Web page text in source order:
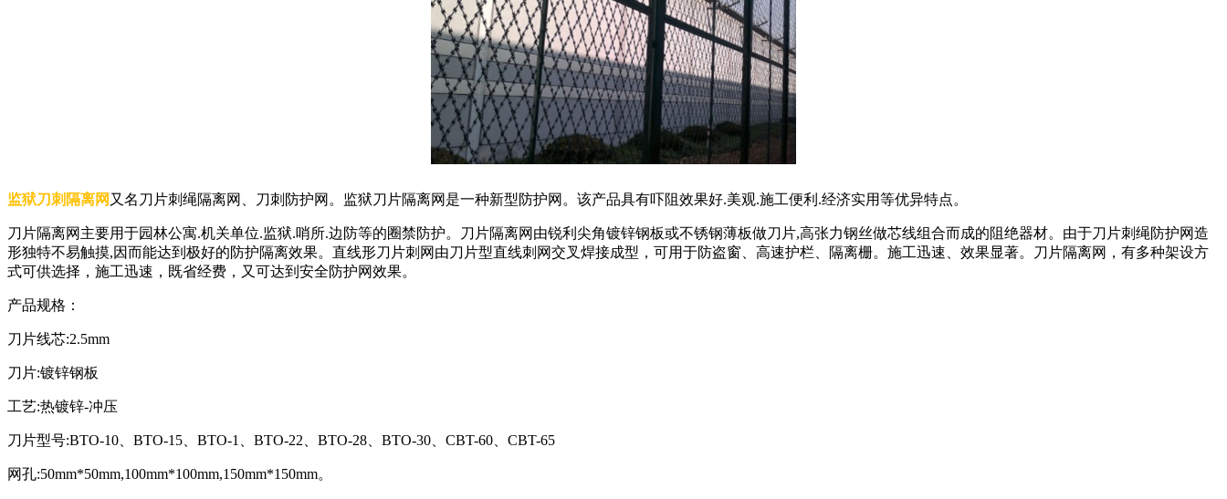
监狱刀刺隔离网 又名刀片刺绳隔离网、刀刺防护网。监狱刀片隔离网是一种新型防护网。该产品具有吓阻效果好.美观.施工便利.经济实用等优异特点。
刀片隔离网主要用于园林公寓.机关单位.监狱.哨所.边防等的圈禁防护。刀片隔离网由锐利尖角镀锌钢板或不锈钢薄板做刀片,高张力钢丝做芯线组合而成的阻绝器材。由于刀片刺绳防护网造
形独特不易触摸,因而能达到极好的防护隔离效果。直线形刀片刺网由刀片型直线刺网交叉焊接成型，可用于防盗窗、高速护栏、隔离栅。施工迅速、效果显著。刀片隔离网，有多种架设方
式可供选择，施工迅速，既省经费，又可达到安全防护网效果。
产品规格：
刀片线芯:2.5mm
刀片:镀锌钢板
工艺:热镀锌-冲压
刀片型号:BTO-10、BTO-15、BTO-1、BTO-22、BTO-28、BTO-30、CBT-60、CBT-65
网孔:50mm*50mm,100mm*100mm,150mm*150mm。